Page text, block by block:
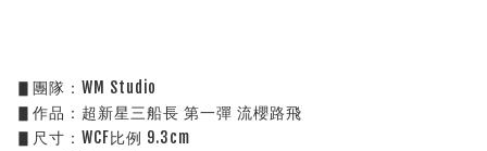
▋團隊：WM Studio
▋作品：超新星三船長 第一彈 流櫻路飛
▋尺寸：WCF比例 9.3cm